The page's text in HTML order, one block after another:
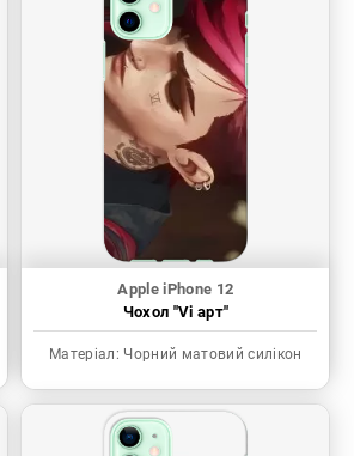
Apple iPhone 12
Чохол "Vi арт"
Матеріал: Чорний матовий силікон